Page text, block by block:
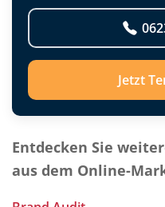
Jetzt
Entdecken Sie
aus dem Online-